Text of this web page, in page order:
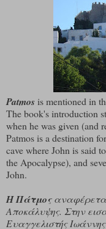
Patmosis mentioned in
The book's introduction
when he was given (and
Patmos is a destination
cave where John is said
the Apocalypse), and
John.
Η Πάτμος
Αποκάλυψης. Στην
Ευαγγελιστής